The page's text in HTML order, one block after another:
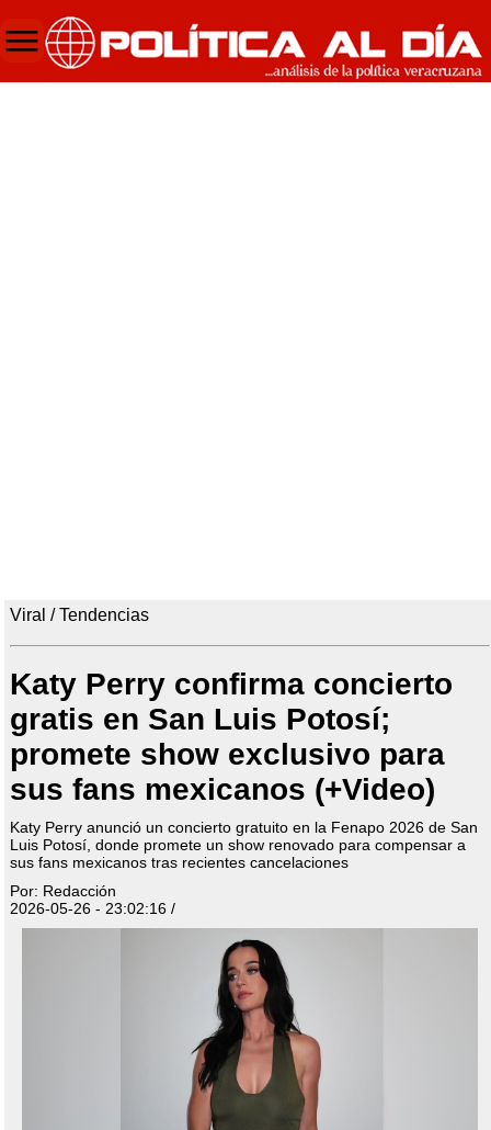
Viral / Tendencias
Katy Perry confirma concierto
gratis en San Luis Potosí;
promete show exclusivo para
sus fans mexicanos (+Video)
Katy Perry anunció un concierto gratuito en la Fenapo 2026 de San
Luis Potosí, donde promete un show renovado para compensar a
sus fans mexicanos tras recientes cancelaciones
Por: Redacción
2026-05-26 - 23:02:16 /